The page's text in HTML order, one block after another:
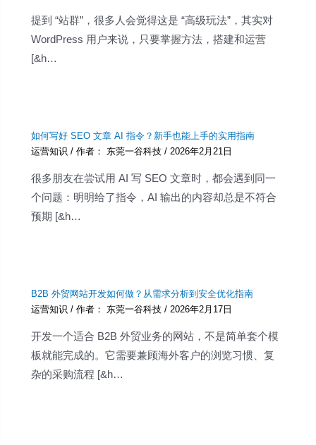
提到 “站群”，很多人会觉得这是 “高级玩法”，其实对
WordPress 用户来说，只要掌握方法，搭建和运营
[&h…
如何写好 SEO 文章 AI 指令？新手也能上手的实用指南
运营知识 / 作者： 东莞一谷科技/2026年2月21日
很多朋友在尝试用 AI 写 SEO 文章时，都会遇到同一
个问题：明明给了指令，AI 输出的内容却总是不符合
预期 [&h…
B2B 外贸网站开发如何做？从需求分析到安全优化指南
运营知识 / 作者： 东莞一谷科技/2026年2月17日
开发一个适合 B2B 外贸业务的网站，不是简单套个模
板就能完成的。它需要兼顾海外客户的浏览习惯、复
杂的采购流程 [&h…